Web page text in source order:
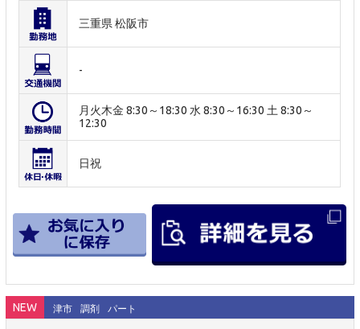
三重県 松阪市
-
月火木金 8:30～18:30 水 8:30～16:30 土 8:30～
12:30
日祝
NEW 津市 調剤 パート